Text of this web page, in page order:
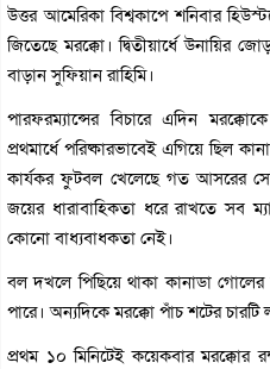
উত্তর আমেরিকা বিশ্বকাপে শনিবার
জিতেছে মরক্কো। দ্বিতীয়ার্ধে
বাড়ান সুফিয়ান রাহিমি।
পারফরম্যান্সের বিচারে এদিন
প্রথমার্ধে পরিষ্কারভাবেই এগিয়ে ছিল
কার্যকর ফুটবল খেলেছে গত আসরের
জয়ের ধারাবাহিকতা ধরে রাখতে সব
কোনো বাধ্যবাধকতা নেই।
বল দখলে পিছিয়ে থাকা কানাডা গোলের
পারে। অন্যদিকে মরক্কো পাঁচ শটের চারটি
প্রথম ১০ মিনিটেই কয়েকবার মরক্কোর